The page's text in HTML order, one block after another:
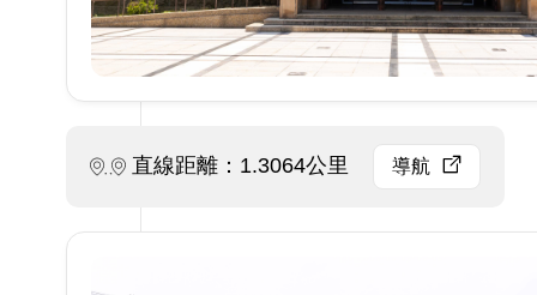
直線距離：1.3064公里 導航